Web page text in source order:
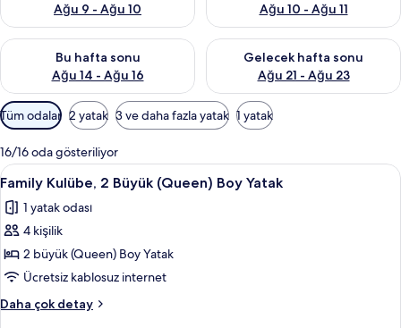
Ağu 9 - Ağu 10
Ağu 10 - Ağu 11
Bu hafta sonu
Ağu 14 - Ağu 16
Bu hafta sonu için müsaitliği kontrol et Ağu 14 - Ağu 16
Gelecek hafta sonu
Ağu 21 - Ağu 23
Önümüzdeki hafta sonu için
Odalar
için
mevcut
filtreler
Tüm odalar 2 yatak 3 ve daha fazla yatak 1 yatak
16/16 oda gösteriliyor
Family
Kulübe,
2
Büyük
(Queen)
Boy
Yatak
için
Family Kulübe, 2 Büyük (Queen) Boy
9
Family Kulübe, 2 Büyük (Queen) Boy Yatak
1 yatak odası
4 kişilik
2 büyük (Queen) Boy Yatak
Ücretsiz kablosuz internet
Daha çok detay
Family